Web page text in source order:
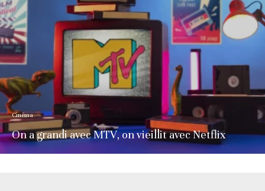
Cinéma
On a grandi avec MTV, on vieillit avec Netflix